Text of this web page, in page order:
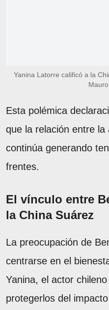
Yanina Latorre calificó a la
Esta polémica
que la relación entre
continúa generando
frentes.
El vínculo entre
la China Suárez
La preocupación de
centrarse en el
Yanina, el actor
protegerlos del